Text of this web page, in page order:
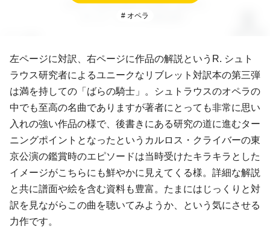
# オペラ
左ページに対訳、右ページに作品の解説というR. シュト
ラウス研究者によるユニークなリブレット対訳本の第三弾
は満を持しての「ばらの騎士」。シュトラウスのオペラの
中でも至高の名曲でありますが著者にとっても非常に思い
入れの強い作品の様で、後書きにある研究の道に進むター
ニングポイントとなったというカルロス・クライバーの東
京公演の鑑賞時のエピソードは当時受けたキラキラとした
イメージがこちらにも鮮やかに見えてくる様。詳細な解説
と共に譜面や絵を含む資料も豊富。たまにはじっくりと対
訳を見ながらこの曲を聴いてみようか、という気にさせる
力作です。